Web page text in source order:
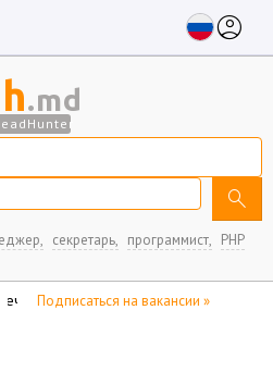
account_circle
.md
search
секретарь, программист, PHP
Подписаться на вакансии »
вакансий